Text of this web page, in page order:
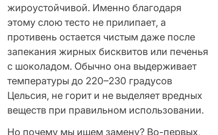
жироустойчивой. Именно благодаря
этому слою тесто не прилипает, а
противень остается чистым даже после
запекания жирных бисквитов или печенья
с шоколадом. Обычно она выдерживает
температуры до 220–230 градусов
Цельсия, не горит и не выделяет вредных
веществ при правильном использовании.
Но почему мы ищем замену? Во-первых,